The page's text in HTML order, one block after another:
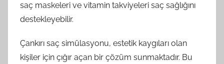
saç maskeleri ve vitamin takviyeleri saç sağlığını
destekleyebilir.
Çankırı saç simülasyonu, estetik kaygıları olan
kişiler için çığır açan bir çözüm sunmaktadır. Bu